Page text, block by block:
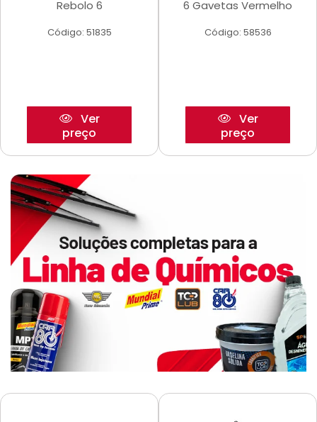
Rebolo 6
Código: 51835
Ver
preço
6 Gavetas Vermelho
Código: 58536
Ver
preço